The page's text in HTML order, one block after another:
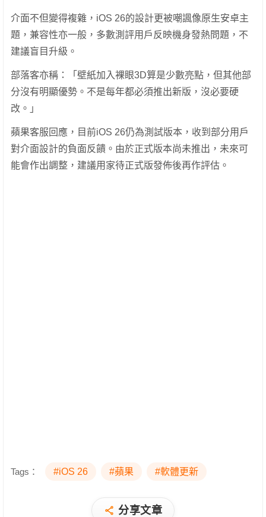
介面不但變得複雜，iOS 26的設計更被嘲諷像原生安卓主
題，兼容性亦一般，多數測評用戶反映機身發熱問題，不
建議盲目升級。
部落客亦稱：「壁紙加入裸眼3D算是少數亮點，但其他部
分沒有明顯優勢。不是每年都必須推出新版，沒必要硬
改。」
蘋果客服回應，目前iOS 26仍為測試版本，收到部分用戶
對介面設計的負面反饋。由於正式版本尚未推出，未來可
能會作出調整，建議用家待正式版發佈後再作評估。
Tags： #iOS 26 #蘋果 #軟體更新
分享文章